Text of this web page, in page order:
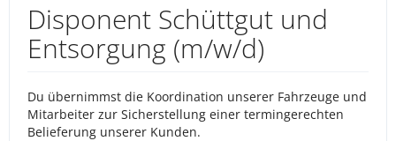
Disponent Schüttgut und
Entsorgung (m/w/d)
Du übernimmst die Koordination unserer Fahrzeuge und
Mitarbeiter zur Sicherstellung einer termingerechten
Belieferung unserer Kunden.